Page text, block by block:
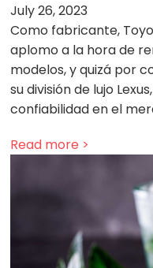
July 26, 2023
Como fabricante,
aplomo a la hora de
modelos, y quizá por
su división de lujo
confiabilidad en el
Read more >